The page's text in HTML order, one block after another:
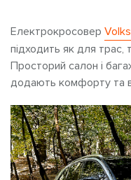
Електрокросовер
підходить як для трас,
Просторий салон і
додають комфорту та